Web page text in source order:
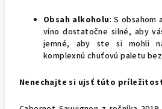
Obsah alkoholu: S obsahom
víno dostatočne silné, aby
jemné, aby ste si mohli
komplexnú chuťovú paletu
Nenechajte si ujsť túto